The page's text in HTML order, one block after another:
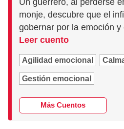
Un guerrero, al perderse
monje, descubre que el
gobernar por la emoción
Leer cuento
Agilidad emocional
Gestión emocional
Más Cuentos